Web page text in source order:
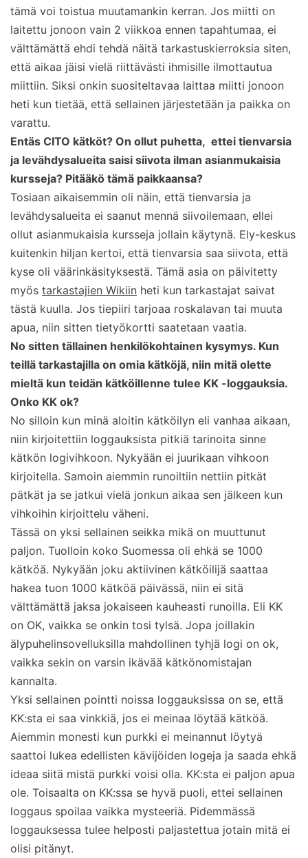
tämä voi toistua muutamankin kerran. Jos miitti on
laitettu jonoon vain 2 viikkoa ennen tapahtumaa, ei
välttämättä ehdi tehdä näitä tarkastuskierroksia siten,
että aikaa jäisi vielä riittävästi ihmisille ilmottautua
miittiin. Siksi onkin suositeltavaa laittaa miitti jonoon
heti kun tietää, että sellainen järjestetään ja paikka on
varattu.
Entäs CITO kätköt? On ollut puhetta, ettei tienvarsia
ja levähdysalueita saisi siivota ilman asianmukaisia
kursseja? Pitääkö tämä paikkaansa?
Tosiaan aikaisemmin oli näin, että tienvarsia ja
levähdysalueita ei saanut mennä siivoilemaan, ellei
ollut asianmukaisia kursseja jollain käytynä. Ely-keskus
kuitenkin hiljan kertoi, että tienvarsia saa siivota, että
kyse oli väärinkäsityksestä. Tämä asia on päivitetty
myös tarkastajien Wikiin heti kun tarkastajat saivat
tästä kuulla. Jos tiepiiri tarjoaa roskalavan tai muuta
apua, niin sitten tietyökortti saatetaan vaatia.
No sitten tällainen henkilökohtainen kysymys. Kun
teillä tarkastajilla on omia kätköjä, niin mitä olette
mieltä kun teidän kätköillenne tulee KK -loggauksia.
Onko KK ok?
No silloin kun minä aloitin kätköilyn eli vanhaa aikaan,
niin kirjoitettiin loggauksista pitkiä tarinoita sinne
kätkön logivihkoon. Nykyään ei juurikaan vihkoon
kirjoitella. Samoin aiemmin runoiltiin nettiin pitkät
pätkät ja se jatkui vielä jonkun aikaa sen jälkeen kun
vihkoihin kirjoittelu väheni.
Tässä on yksi sellainen seikka mikä on muuttunut
paljon. Tuolloin koko Suomessa oli ehkä se 1000
kätköä. Nykyään joku aktiivinen kätköilijä saattaa
hakea tuon 1000 kätköä päivässä, niin ei sitä
välttämättä jaksa jokaiseen kauheasti runoilla. Eli KK
on OK, vaikka se onkin tosi tylsä. Jopa joillakin
älypuhelinsovelluksilla mahdollinen tyhjä logi on ok,
vaikka sekin on varsin ikävää kätkönomistajan
kannalta.
Yksi sellainen pointti noissa loggauksissa on se, että
KK:sta ei saa vinkkiä, jos ei meinaa löytää kätköä.
Aiemmin monesti kun purkki ei meinannut löytyä
saattoi lukea edellisten kävijöiden logeja ja saada ehkä
ideaa siitä mistä purkki voisi olla. KK:sta ei paljon apua
ole. Toisaalta on KK:ssa se hyvä puoli, ettei sellainen
loggaus spoilaa vaikka mysteeriä. Pidemmässä
loggauksessa tulee helposti paljastettua jotain mitä ei
olisi pitänyt.